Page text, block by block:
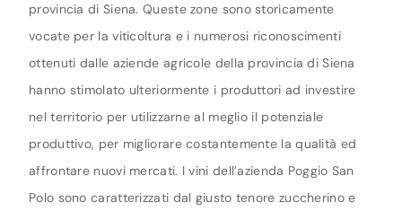
provincia di Siena. Queste zone sono storicamente
vocate per la viticoltura e i numerosi riconoscimenti
ottenuti dalle aziende agricole della provincia di Siena
hanno stimolato ulteriormente i produttori ad investire
nel territorio per utilizzarne al meglio il potenziale
produttivo, per migliorare costantemente la qualità ed
affrontare nuovi mercati. I vini dell’azienda Poggio San
Polo sono caratterizzati dal giusto tenore zuccherino e